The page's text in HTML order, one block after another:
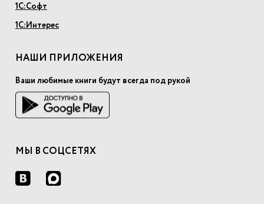
1С:Софт
1С:Интерес
НАШИ ПРИЛОЖЕНИЯ
Ваши любимые книги будут всегда под рукой
МЫ В СОЦСЕТЯХ